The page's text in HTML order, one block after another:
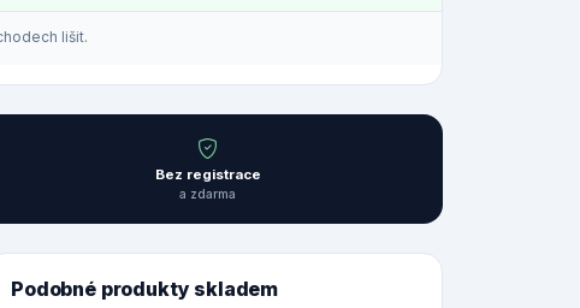
lišit.
Bez registrace
a zdarma
Podobné produkty skladem